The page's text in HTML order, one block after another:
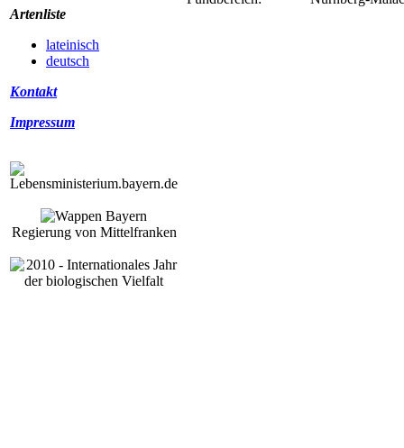
Artenliste
lateinisch
deutsch
Kontakt
Impressum
Regierung von Mittelfranken